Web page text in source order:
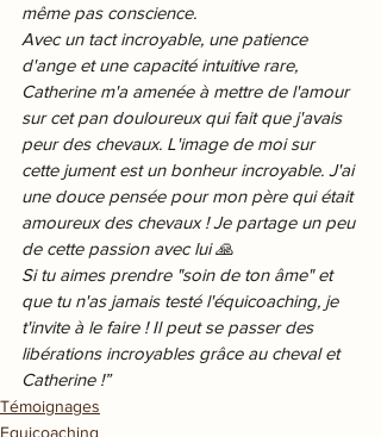
même pas conscience.
Avec un tact incroyable, une patience
d'ange et une capacité intuitive rare,
Catherine m'a amenée à mettre de l'amour
sur cet pan douloureux qui fait que j'avais
peur des chevaux. L'image de moi sur
cette jument est un bonheur incroyable. J'ai
une douce pensée pour mon père qui était
amoureux des chevaux ! Je partage un peu
de cette passion avec lui 🙏
Si tu aimes prendre "soin de ton âme" et
que tu n'as jamais testé l'équicoaching, je
t'invite à le faire ! Il peut se passer des
libérations incroyables grâce au cheval et
Catherine !”
Témoignages
Equicoaching